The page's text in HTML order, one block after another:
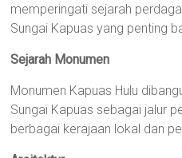
memperingati sejarah
Sungai Kapuas yang penting
Sejarah Monumen
Monumen Kapuas Hulu
Sungai Kapuas sebagai jalur
berbagai kerajaan lokal dan